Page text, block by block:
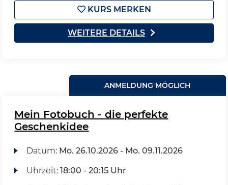
KURS MERKEN
WEITERE DETAILS
ANMELDUNG MÖGLICH
Mein Fotobuch - die perfekte
Geschenkidee
Datum: Mo. 26.10.2026 - Mo. 09.11.2026
Uhrzeit: 18:00 - 20:15 Uhr